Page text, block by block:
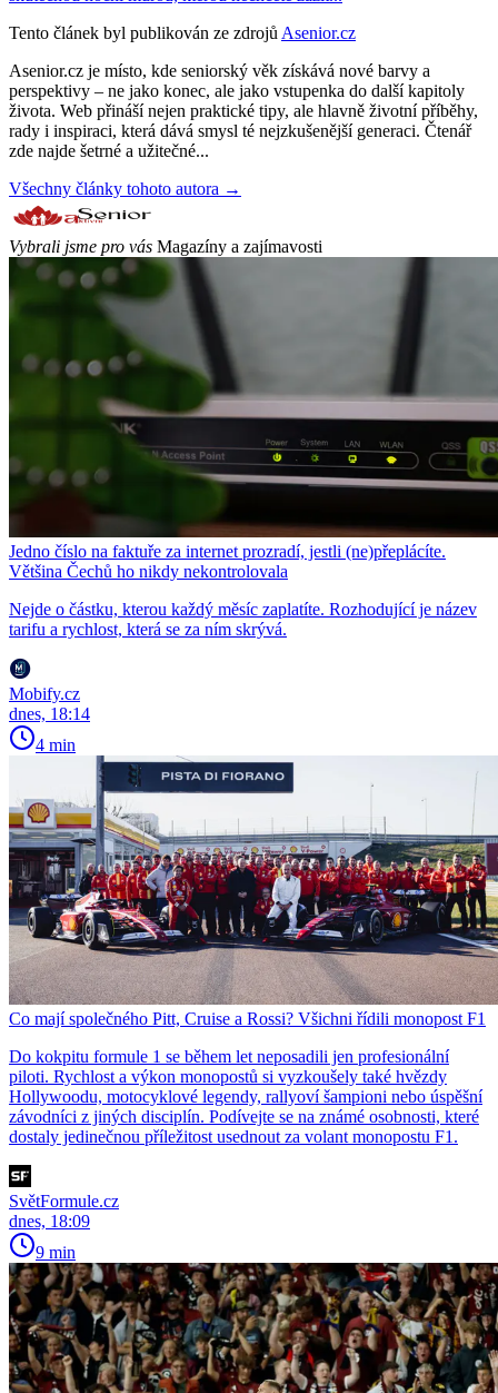
Tento článek byl publikován ze zdrojů Asenior.cz
Asenior.cz je místo, kde seniorský věk získává nové barvy a
perspektivy – ne jako konec, ale jako vstupenka do další kapitoly
života. Web přináší nejen praktické tipy, ale hlavně životní příběhy,
rady i inspiraci, která dává smysl té nejzkušenější generaci. Čtenář
zde najde šetrné a užitečné...
Všechny články tohoto autora →
Vybrali jsme pro vás Magazíny a zajímavosti
Jedno číslo na faktuře za internet prozradí, jestli (ne)přeplácíte.
Většina Čechů ho nikdy nekontrolovala
Nejde o částku, kterou každý měsíc zaplatíte. Rozhodující je název
tarifu a rychlost, která se za ním skrývá.
Mobify.cz
dnes, 18:14
4 min
Co mají společného Pitt, Cruise a Rossi? Všichni řídili monopost F1
Do kokpitu formule 1 se během let neposadili jen profesionální
piloti. Rychlost a výkon monopostů si vyzkoušely také hvězdy
Hollywoodu, motocyklové legendy, rallyoví šampioni nebo úspěšní
závodníci z jiných disciplín. Podívejte se na známé osobnosti, které
dostaly jedinečnou příležitost usednout za volant monopostu F1.
SvětFormule.cz
dnes, 18:09
9 min